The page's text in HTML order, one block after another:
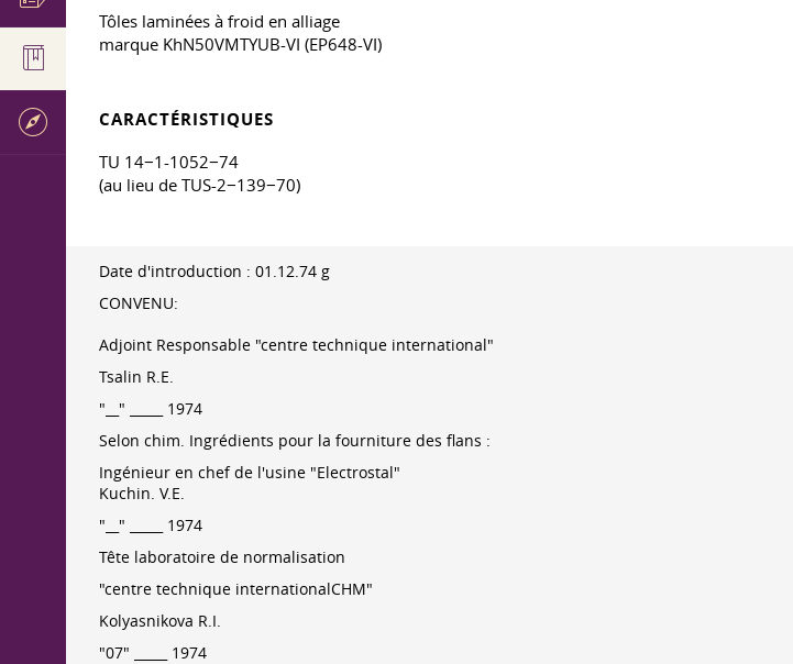
Tôles laminées à froid en alliage
marque KhN50VMTYUB-VI (EP648-VI)
CARACTÉRISTIQUES
TU 14−1-1052−74
(au lieu de TUS-2−139−70)
Date d'introduction : 01.12.74 g
CONVENU:
Adjoint Responsable "centre technique international"
Tsalin R.E.
"__" _____ 1974
Selon chim. Ingrédients pour la fourniture des flans :
Ingénieur en chef de l'usine "Electrostal"
Kuchin. V.E.
"__" _____ 1974
Tête laboratoire de normalisation
"centre technique internationalCHM"
Kolyasnikova R.I.
"07" _____ 1974